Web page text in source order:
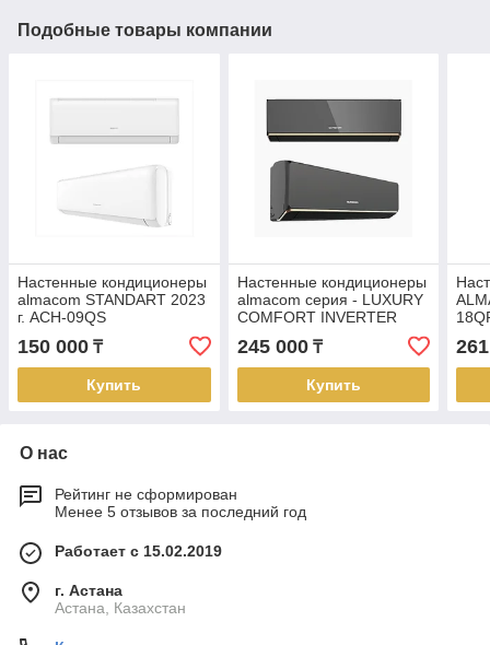
Подобные товары компании
Настенные кондиционеры
almacom STANDART 2023
г. ACH-09QS
150 000 ₸
Купить
Настенные кондиционеры
almacom серия - LUXURY
COMFORT INVERTER
NEW!!! ACH-12LCi
245 000₸
Купить
О нас
Рейтинг не сформирован
Менее 5 отзывов за последний год
Работает с 15.02.2019
г. Астана
Астана, Казахстан